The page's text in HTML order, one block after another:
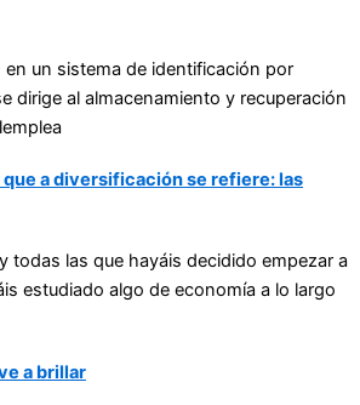
en un sistema de identificación por
dirige al almacenamiento y recuperación
a diversificación se refiere: las
todas las que hayáis decidido empezar a
estudiado algo de economía a lo largo
a brillar